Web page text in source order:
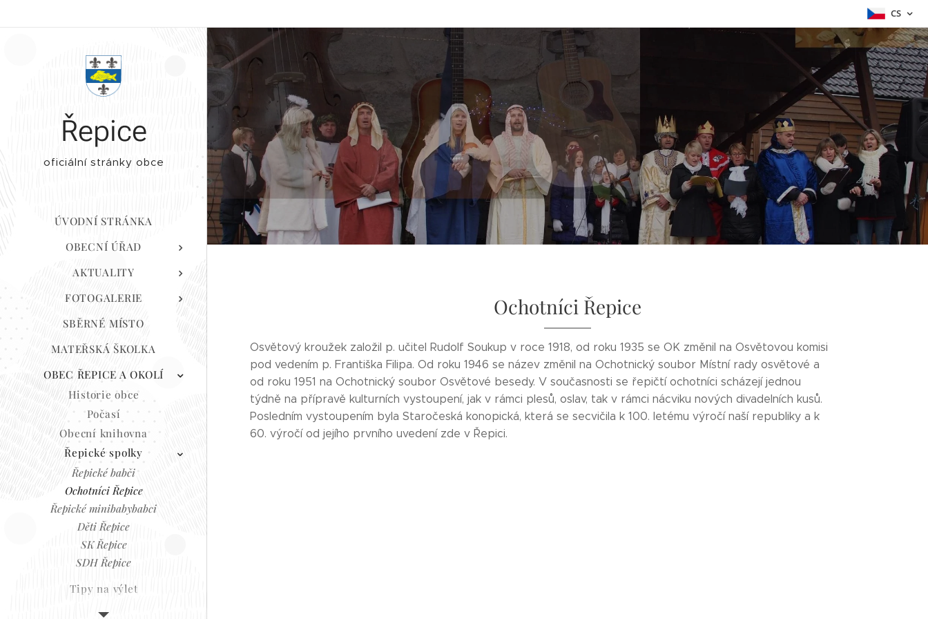
CS
Řepice
oficiální stránky obce
ÚVODNÍ STRÁNKA
OBECNÍ ÚŘAD
AKTUALITY
FOTOGALERIE
SBĚRNÉ MÍSTO
MATEŘSKÁ ŠKOLKA
OBEC ŘEPICE A OKOLÍ
Historie obce
Počasí
Obecní knihovna
Řepické spolky
Řepické babči
Ochotníci Řepice
Řepické minibabybabci
Děti Řepice
SK Řepice
SDH Řepice
Tipy na výlet
Ochotníci Řepice
Osvětový kroužek založil p. učitel Rudolf Soukup v roce 1918, od roku 1935 se OK změnil na Osvětovou komisi
pod vedením p. Františka Filipa. Od roku 1946 se název změnil na Ochotnický soubor Místní rady osvětové a
od roku 1951 na Ochotnický soubor Osvětové besedy. V současnosti se řepičtí ochotníci scházejí jednou
týdně na přípravě kulturních vystoupení, jak v rámci plesů, oslav, tak v rámci nácviku nových divadelních kusů.
Posledním vystoupením byla Staročeská konopická, která se secvičila k 100. letému výročí naší republiky a k
60. výročí od jejího prvního uvedení zde v Řepici.